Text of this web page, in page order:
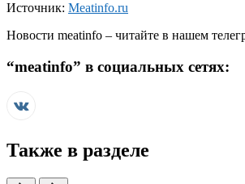
Источник: Meatinfo.ru
Новости meatinfo – читайте в нашем
“meatinfo” в социальных сетях:
Также в разделе